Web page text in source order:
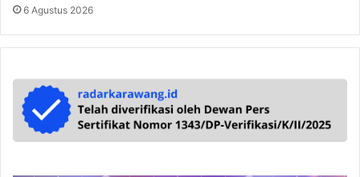
6 Agustus 2026